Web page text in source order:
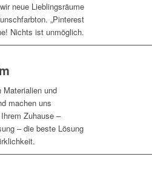
neue Lieblingsräume
„Pinterest
Nichts ist unmöglich.
Materialien und
machen uns
Zuhause –
– die beste Lösung